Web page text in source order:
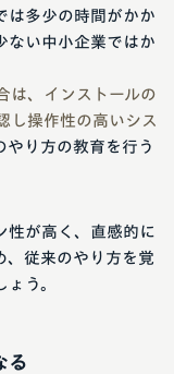
は多少の時間がかか
ない中小企業ではか
は、インストールの
し操作性の高いシス
やり方の教育を行う
性が高く、直感的に
、従来のやり方を覚
う。
る